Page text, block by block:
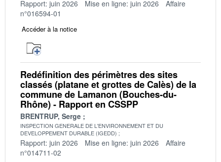
Rapport: juin 2026 Mise en ligne: juin 2026
Affaire
n°016594-01
Accéder à la notice
Redéfinition des périmètres des sites
classés (platane et grottes de Calès) de la
commune de Lamanon (Bouches-du-
Rhône) - Rapport en CSSPP
BRENTRUP, Serge
INSPECTION GENERALE DE L'ENVIRONNEMENT ET DU
DEVELOPPEMENT DURABLE (IGEDD)
Rapport: juin 2026 Mise en ligne: juin 2026
Affaire
n°014711-02